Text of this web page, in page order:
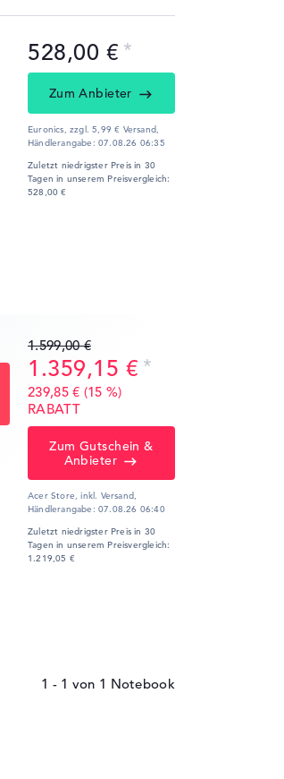
528,00 €
Zum Anbieter
Euronics, zzgl. 5,99 € Versand,
Händlerangabe: 07.08.26 06:35
Zuletzt niedrigster Preis in 30
Tagen in unserem Preisvergleich:
528,00 €
1.599,00 €
1.359,15 €
239,85 € (15 %)
RABATT
Zum Gutschein &
Anbieter
Acer Store, inkl. Versand,
Händlerangabe: 07.08.26 06:40
Zuletzt niedrigster Preis in 30
Tagen in unserem Preisvergleich:
1.219,05 €
1 - 1 von 1